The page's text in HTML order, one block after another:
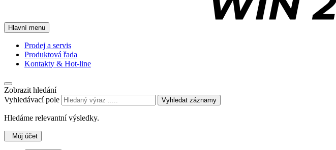
Hlavní menu
Prodej a servis
Produktová řada
Kontakty & Hot-line
Zobrazit hledání
Vyhledávací pole
Vyhledat záznamy
Hledáme relevantní výsledky.
Můj účet